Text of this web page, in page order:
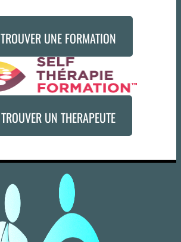
TROUVER UNE FORMATION
TROUVER UN THERAPEUTE